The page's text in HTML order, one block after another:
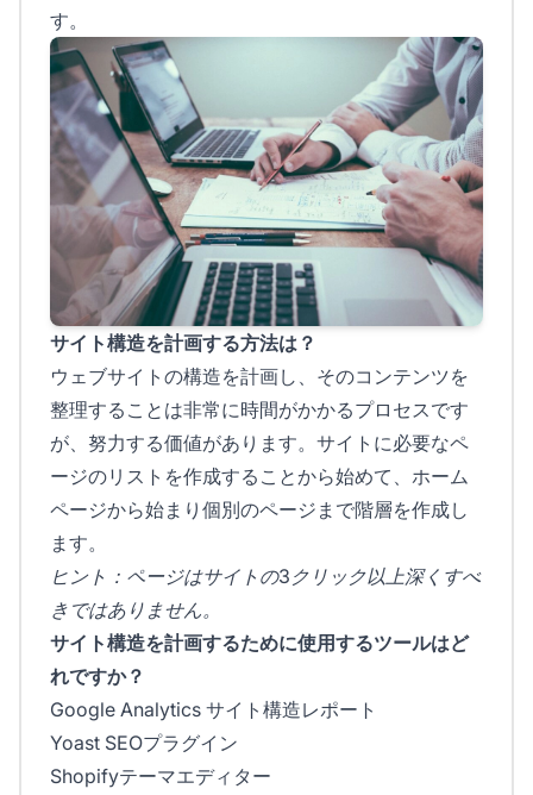
す。
サイト構造を計画する方法は？
ウェブサイトの構造を計画し、そのコンテンツを
整理することは非常に時間がかかるプロセスです
が、努力する価値があります。サイトに必要なペ
ージのリストを作成することから始めて、ホーム
ページから始まり個別のページまで階層を作成し
ます。
ヒント：ページはサイトの3クリック以上深くすべ
きではありません。
サイト構造を計画するために使用するツールはど
れですか？
Google Analytics サイト構造レポート
Yoast SEOプラグイン
Shopifyテーマエディター